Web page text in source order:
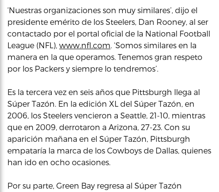
‘Nuestras organizaciones son muy similares’, dijo el
presidente emérito de los Steelers, Dan Rooney, al ser
contactado por el portal oficial de la National Football
League (NFL), www.nfl.com. ‘Somos similares en la
manera en la que operamos. Tenemos gran respeto
por los Packers y siempre lo tendremos’.
Es la tercera vez en seis años que Pittsburgh llega al
Súper Tazón. En la edición XL del Súper Tazón, en
2006, los Steelers vencieron a Seattle, 21-10, mientras
que en 2009, derrotaron a Arizona, 27-23. Con su
aparición mañana en el Súper Tazón, Pittsburgh
empataría la marca de los Cowboys de Dallas, quienes
han ido en ocho ocasiones.
Por su parte, Green Bay regresa al Súper Tazón